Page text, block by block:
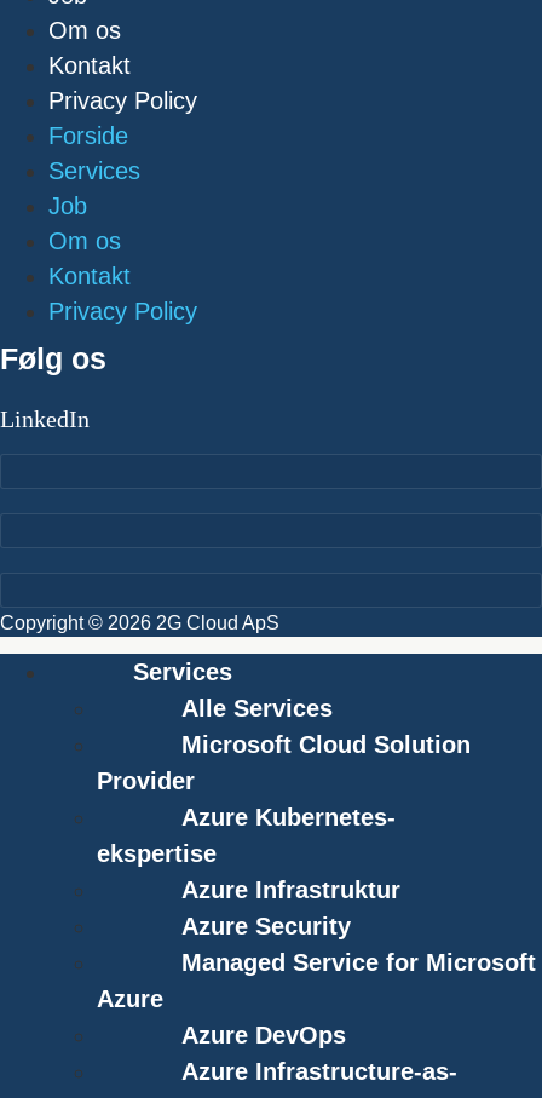
Om os
Kontakt
Privacy Policy
Forside
Services
Job
Om os
Kontakt
Privacy Policy
Følg os
LinkedIn
Copyright © 2026 2G Cloud ApS
Services
Alle Services
Microsoft Cloud Solution
Provider
Azure Kubernetes-
ekspertise
Azure Infrastruktur
Azure Security
Managed Service for Microsoft
Azure
Azure DevOps
Azure Infrastructure-as-